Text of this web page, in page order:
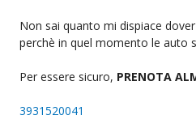
Non sai quanto mi dispiace
perchè in quel momento le auto
Per essere sicuro, PRENOTA
3931520041